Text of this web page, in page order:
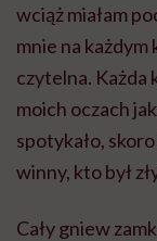
wciąż miałam
mnie na
czytelna. Każda
moich oczach
spotykało,
winny, kto był
Cały gniew